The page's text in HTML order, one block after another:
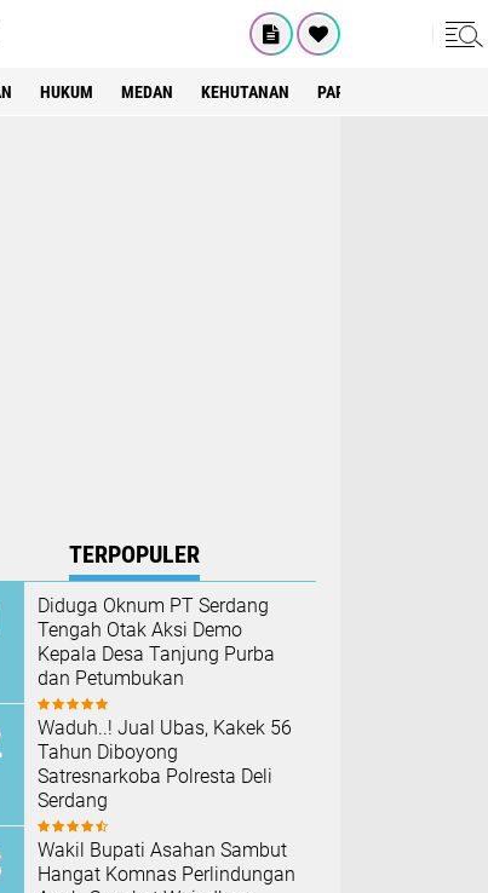
HUKUM MEDAN KEHUTANAN PARIWISATA
TERPOPULER
Diduga Oknum PT Serdang
Tengah Otak Aksi Demo
Kepala Desa Tanjung Purba
dan Petumbukan
Waduh..! Jual Ubas, Kakek 56
Tahun Diboyong
Satresnarkoba Polresta Deli
Serdang
Wakil Bupati Asahan Sambut
Hangat Komnas Perlindungan